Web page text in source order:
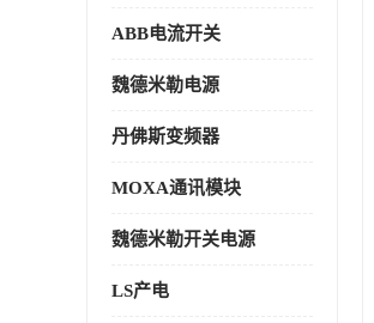
ABB电流开关
魏德米勒电源
丹佛斯变频器
MOXA通讯模块
魏德米勒开关电源
LS产电